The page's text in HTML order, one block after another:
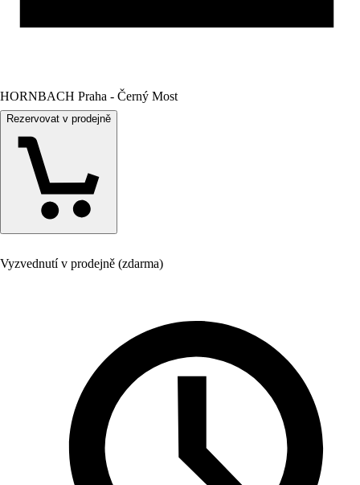
HORNBACH Praha - Černý Most
Rezervovat v prodejně
Vyzvednutí v prodejně (zdarma)